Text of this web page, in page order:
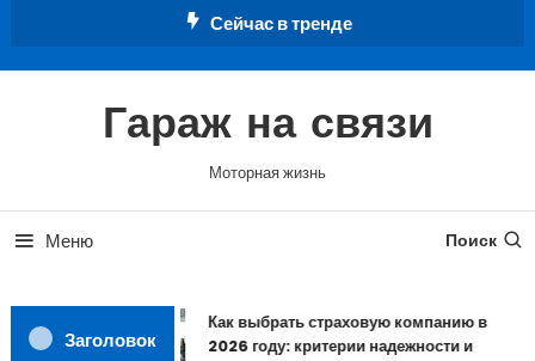
Сейчас в тренде
Гараж на связи
Моторная жизнь
Меню Поиск
Заголовок
Как выбрать страховую компанию в
2026 году: критерии надежности и